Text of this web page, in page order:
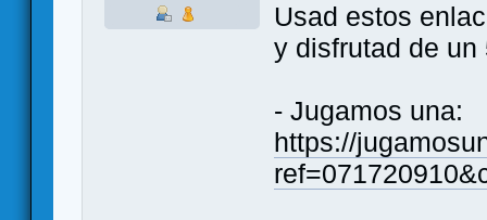
Usad estos
y disfrutad de un
- Jugamos una:
https://